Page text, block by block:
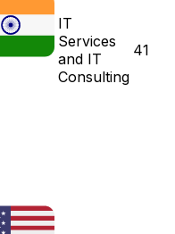
IT
Services
and IT
Consulting
41